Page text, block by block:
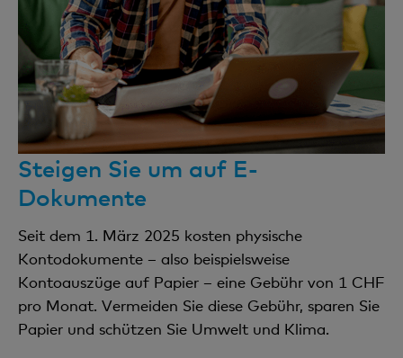
Bank Cler Mastercard®/Visa
kein Zak-Konto auf diesem Kundenstamm
1 Privatkonto CHF kostenlos
Papierversand pro Privatkonto
1 CHF pro Monat
Bezüge an Bank Cler Bancomaten
Kostenlos
Bezüge an fremden Geldautomaten
Viermal pro Kalendermonat kostenlos, jeder weitere
Steigen Sie um auf E-
Dokumente
Seit dem 1. März 2025 kosten physische
Kontodokumente – also beispielsweise
Kontoauszüge auf Papier – eine Gebühr von 1 CHF
pro Monat. Vermeiden Sie diese Gebühr, sparen Sie
Papier und schützen Sie Umwelt und Klima.